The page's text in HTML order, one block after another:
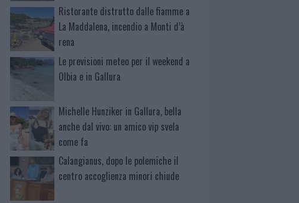
Ristorante distrutto dalle fiamme a
La Maddalena, incendio a Monti d’à
rena
Le previsioni meteo per il weekend a
Olbia e in Gallura
Michelle Hunziker in Gallura, bella
anche dal vivo: un amico vip svela
come fa
Calangianus, dopo le polemiche il
centro accoglienza minori chiude